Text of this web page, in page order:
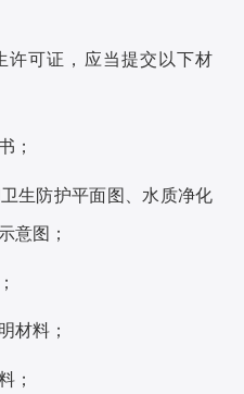
许可证，应当提交以下材
；
生防护平面图、水质净化
意图；
材料；
；